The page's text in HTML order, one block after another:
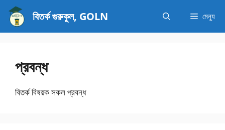
এড়িেয়
লেখায়
যান
বিতর্ক গুরুকুল, GOLN মেন্যু
প্রবন্ধ
বিতর্ক বিষয়ক সকল প্রবন্ধ